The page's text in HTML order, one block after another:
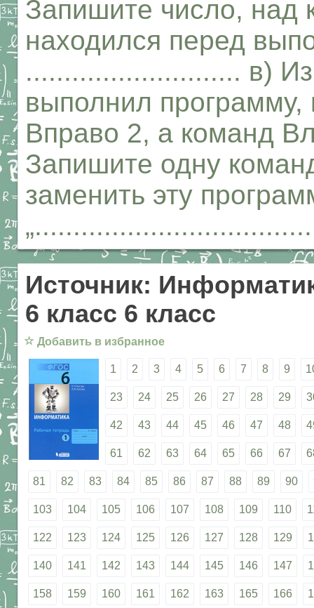
Запишите число, над
находился перед
............................ в)
выполнил
Вправо 2, а команд
Запишите одну
заменить эту
Источник:
6 класс 6 класс
☆ Добавить в избранное
1 2 3 4 5 6 7 8 9
23 24 25 26 27 28 29
42 43 44 45 46 47 48
61 62 63 64 65 66 67
81 82 83 84 85 86 87 88 89 90
103 104 105 106 107 108 109 110
122 123 124 125 126 127 128 129
140 141 142 143 144 145 146 147
158 159 160 161 162 163 165 166